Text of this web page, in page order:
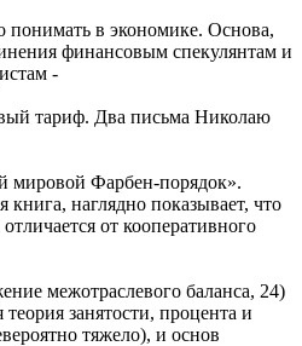
понимать в экономике. Основа,
финансовым спекулянтам и
-
тариф. Два письма Николаю
Фарбен-порядок».
книга, наглядно показывает, что
от кооперативного
межотраслевого баланса, 24)
занятости, процента и
тяжело), и основ